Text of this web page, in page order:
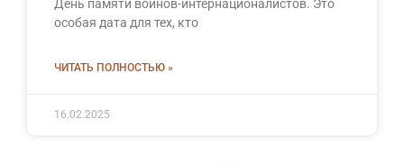
День памяти воинов-интернационалистов. Это
особая дата для тех, кто
ЧИТАТЬ ПОЛНОСТЬЮ »
16.02.2025